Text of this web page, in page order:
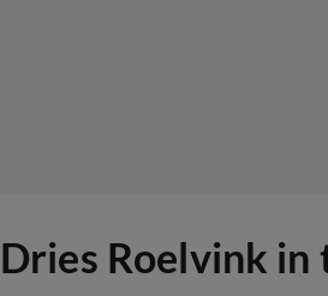
Dries Roelvink in